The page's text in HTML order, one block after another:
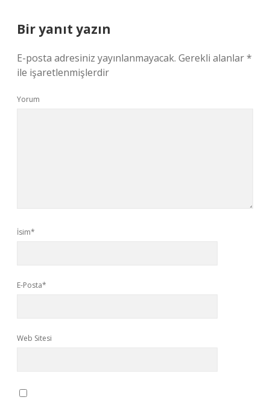
Bir yanıt yazın
E-posta adresiniz yayınlanmayacak. Gerekli alanlar*
ile işaretlenmişlerdir
Yorum
İsim*
E-Posta*
Web Sitesi